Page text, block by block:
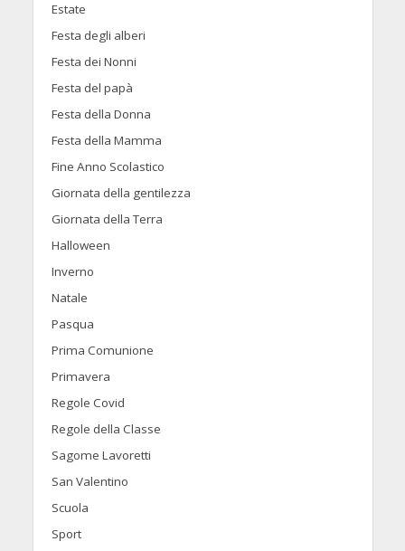
Estate
Festa degli alberi
Festa dei Nonni
Festa del papà
Festa della Donna
Festa della Mamma
Fine Anno Scolastico
Giornata della gentilezza
Giornata della Terra
Halloween
Inverno
Natale
Pasqua
Prima Comunione
Primavera
Regole Covid
Regole della Classe
Sagome Lavoretti
San Valentino
Scuola
Sport